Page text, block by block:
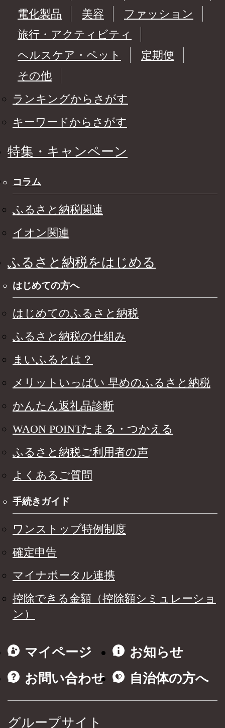
電化製品
美容
ファッション
旅行・アクティビティ
ヘルスケア・ペット
定期便
その他
ランキングからさがす
キーワードからさがす
特集・キャンペーン
コラム
ふるさと納税関連
イオン関連
ふるさと納税をはじめる
はじめての方へ
はじめてのふるさと納税
ふるさと納税の仕組み
まいふるとは？
メリットいっぱい 早めのふるさと納税
かんたん返礼品診断
WAON POINTたまる・つかえる
ふるさと納税ご利用者の声
よくあるご質問
手続きガイド
ワンストップ特例制度
確定申告
マイナポータル連携
控除できる金額（控除額シミュレーショ
ン）
マイページ
お知らせ
お問い合わせ
自治体の方へ
グループサイト